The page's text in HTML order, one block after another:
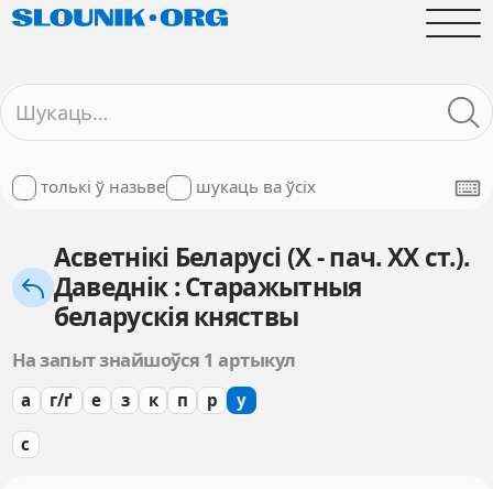
толькі ў назьве шукаць ва ўсіх
Асветнікі Беларусі (X - пач. XX ст.).
Даведнік : Старажытныя
беларускія княствы
На запыт знайшоўся 1 артыкул
а г/ґ е з к п р у
с